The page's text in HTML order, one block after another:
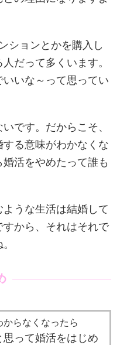
ションとかを購入し
だって多くいます。
いな～って思ってい
です。だからこそ、
る意味がわかなくな
活をやめたって誰も
うな生活は結婚して
から、それはそれで
らなくなったら
って婚活をはじめ